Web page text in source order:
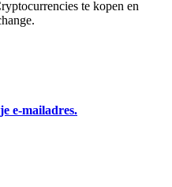
te kopen en
e-mailadres.